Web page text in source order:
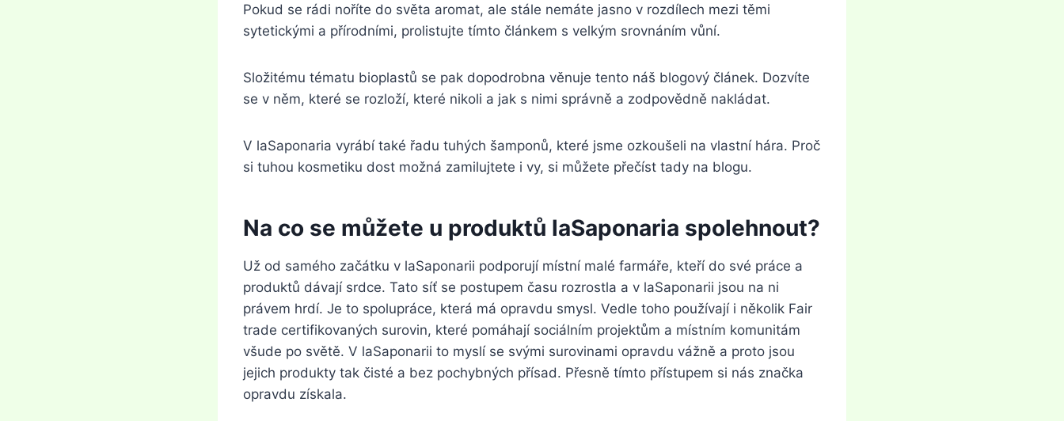
Pokud se rádi noříte do světa aromat, ale stále nemáte jasno v rozdílech mezi těmi
sytetickými a přírodními, prolistujte tímto článkem s velkým srovnáním vůní.
Složitému tématu bioplastů se pak dopodrobna věnuje tento náš blogový článek. Dozvíte
se v něm, které se rozloží, které nikoli a jak s nimi správně a zodpovědně nakládat.
V laSaponaria vyrábí také řadu tuhých šamponů, které jsme ozkoušeli na vlastní hára. Proč
si tuhou kosmetiku dost možná zamilujtete i vy, si můžete přečíst tady na blogu.
Na co se můžete u produktů laSaponaria spolehnout?
Už od samého začátku v laSaponarii podporují místní malé farmáře, kteří do své práce a
produktů dávají srdce. Tato síť se postupem času rozrostla a v laSaponarii jsou na ni
právem hrdí. Je to spolupráce, která má opravdu smysl. Vedle toho používají i několik Fair
trade certifikovaných surovin, které pomáhají sociálním projektům a místním komunitám
všude po světě. V laSaponarii to myslí se svými surovinami opravdu vážně a proto jsou
jejich produkty tak čisté a bez pochybných přísad. Přesně tímto přístupem si nás značka
opravdu získala.